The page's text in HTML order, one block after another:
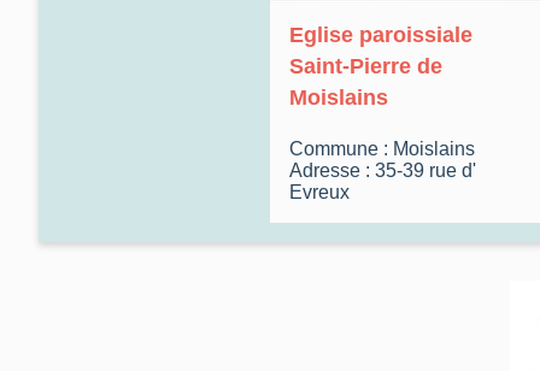
Eglise paroissiale
Saint-Pierre de
Moislains
Commune : Moislains
Adresse : 35-39 rue d'
Evreux